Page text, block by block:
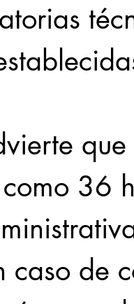
36
caso de